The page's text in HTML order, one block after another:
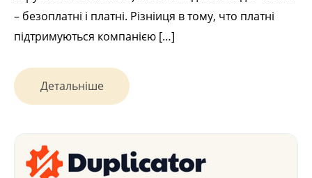
– безоплатні і платні. Різніиця в тому, что платні
підтримуються компанією […]
Детальніше